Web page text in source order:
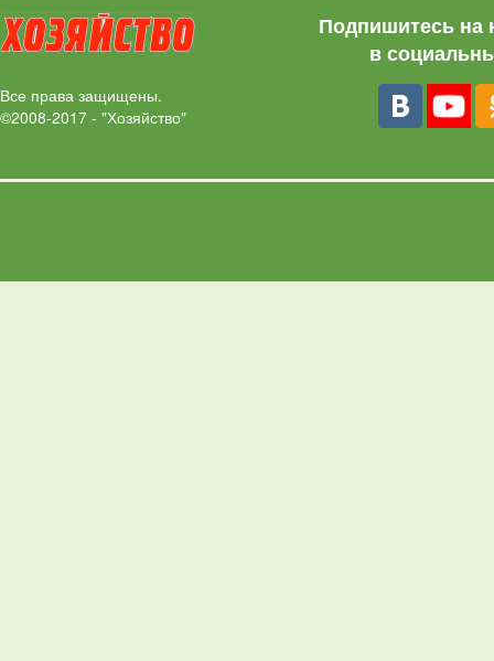
Все права защищены.
©2008-2017 - "Хозяйство"
Подпишитесь на
в